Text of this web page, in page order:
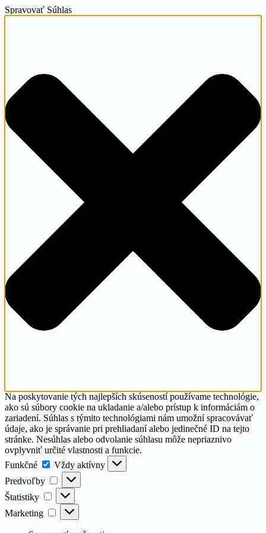
Spravovať Súhlas
Na poskytovanie tých najlepších skúseností používame technológie,
ako sú súbory cookie na ukladanie a/alebo prístup k informáciám o
zariadení. Súhlas s týmito technológiami nám umožní spracovávať
údaje, ako je správanie pri prehliadaní alebo jedinečné ID na tejto
stránke. Nesúhlas alebo odvolanie súhlasu môže nepriaznivo
ovplyvniť určité vlastnosti a funkcie.
Funkčné
Funkčné
Vždy aktívny
Predvoľby
Predvoľby
Štatistiky Štatistiky
Marketing Marketing